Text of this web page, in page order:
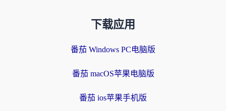
下载应用
番茄 Windows PC电脑版
番茄 macOS苹果电脑版
番茄 ios苹果手机版